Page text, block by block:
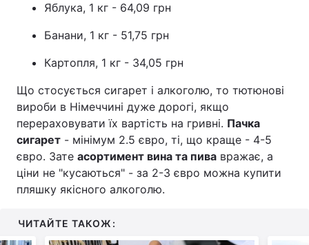
Яблука, 1 кг - 64,09 грн
Банани, 1 кг - 51,75 грн
Картопля, 1 кг - 34,05 грн
Що стосується сигарет і алкоголю, то тютюнові
вироби в Німеччині дуже дорогі, якщо
перераховувати їх вартість на гривні. Пачка
сигарет - мінімум 2.5 євро, ті, що краще - 4-5
євро. Зате асортимент вина та пива вражає, а
ціни не "кусаються" - за 2-3 євро можна купити
пляшку якісного алкоголю.
ЧИТАЙТЕ ТАКОЖ: